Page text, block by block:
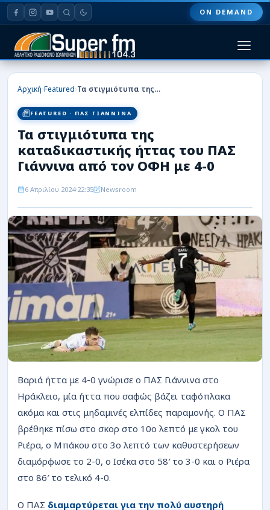
ON DEMAND
HOME
ΠΟΔΟΣΦΑΙΡΟ
ΜΠΑΣΚΕΤ
ΣΠΟΡ
ΕΙΔΗΣΕΙΣ
ΑΡΘΡΟΓΡΑΦΙΕΣ
ΡΟΗ
Αρχική›Featured› Τα στιγμιότυπα της καταδικαστικής ήττας του ΠΑΣ Γιάννινα από τον ΟΦΗ με 4-0
FEATURED · ΠΑΣ ΓΙΑΝΝΙΝΑ
Τα στιγμιότυπα της
καταδικαστικής ήττας του ΠΑΣ
Γιάννινα από τον ΟΦΗ με 4-0
6 Απριλίου 2024 22:35 Newsroom
Βαριά ήττα με 4-0 γνώρισε ο ΠΑΣ Γιάννινα στο
Ηράκλειο, μία ήττα που σαφώς βάζει ταφόπλακα
ακόμα και στις μηδαμινές ελπίδες παραμονής. Ο ΠΑΣ
βρέθηκε πίσω στο σκορ στο 10ο λεπτό με γκολ του
Ριέρα, ο Μπάκου στο 3ο λεπτό των καθυστερήσεων
διαμόρφωσε το 2-0, ο Ισέκα στο 58′ το 3-0 και ο Ριέρα
στο 86′ το τελικό 4-0.
Ο ΠΑΣ διαμαρτύρεται για την πολύ αυστηρή